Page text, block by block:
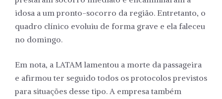
idosa a um pronto-socorro da região. Entretanto, o
quadro clínico evoluiu de forma grave e ela faleceu
no domingo.
Em nota, a LATAM lamentou a morte da passageira
e afirmou ter seguido todos os protocolos previstos
para situações desse tipo. A empresa também